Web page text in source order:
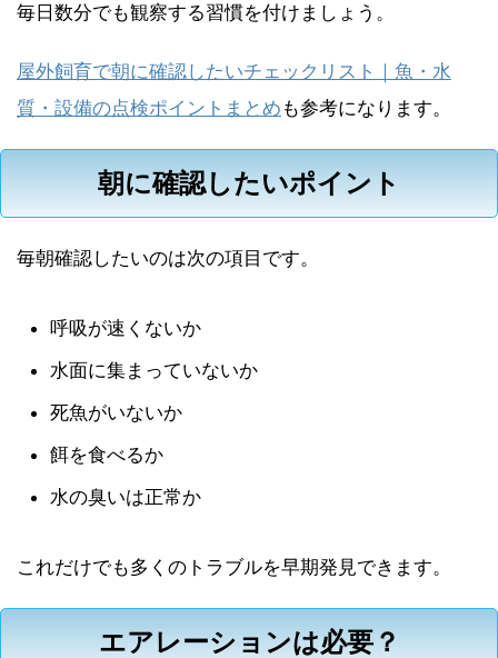
毎日数分でも観察する習慣を付けましょう。
屋外飼育で朝に確認したいチェックリスト｜魚・水
質・設備の点検ポイントまとめ も参考になります。
朝に確認したいポイント
毎朝確認したいのは次の項目です。
呼吸が速くないか
水面に集まっていないか
死魚がいないか
餌を食べるか
水の臭いは正常か
これだけでも多くのトラブルを早期発見できます。
エアレーションは必要？